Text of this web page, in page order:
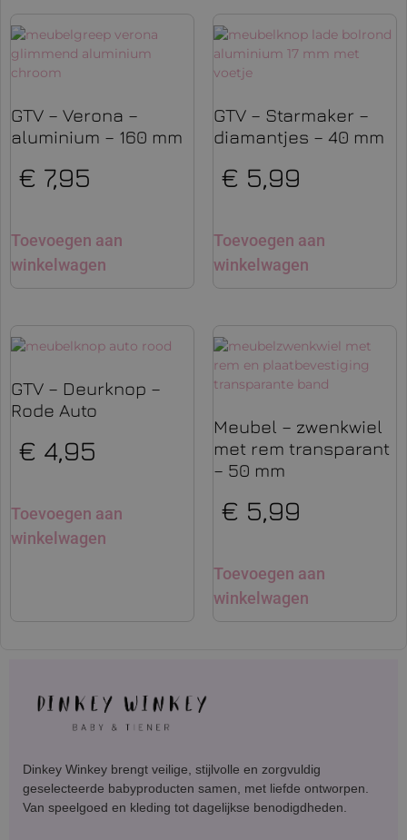
GTV – Verona –
aluminium – 160 mm
€ 7,95
Toevoegen aan
winkelwagen
GTV – Starmaker –
diamantjes – 40 mm
€ 5,99
Toevoegen aan
winkelwagen
GTV – Deurknop –
Rode Auto
€ 4,95
Toevoegen aan
winkelwagen
Meubel – zwenkwiel
met rem transparant
– 50 mm
€ 5,99
Toevoegen aan
winkelwagen
Dinkey Winkey brengt veilige, stijlvolle en zorgvuldig
geselecteerde babyproducten samen, met liefde ontworpen.
Van speelgoed en kleding tot dagelijkse benodigdheden.